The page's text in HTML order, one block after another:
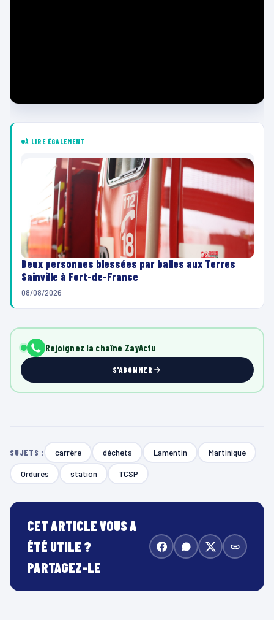
À LIRE ÉGALEMENT
Deux personnes blessées par balles aux Terres
Sainville à Fort-de-France
08/08/2026
Rejoignez la chaîne ZayActu
S'ABONNER
SUJETS : carrère déchets Lamentin Martinique
Ordures station TCSP
CET ARTICLE VOUS A
ÉTÉ UTILE ?
PARTAGEZ-LE